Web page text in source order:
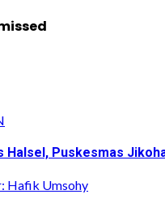
Halsel, Puskesmas
Hafik Umsohy